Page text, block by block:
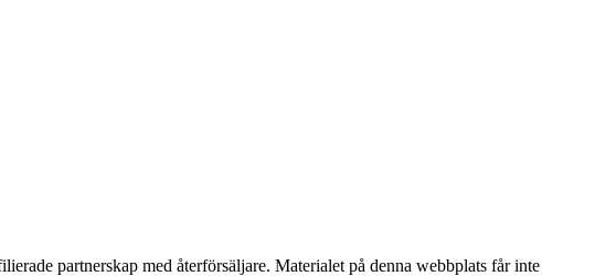
partnerskap med återförsäljare. Materialet på denna webbplats får inte